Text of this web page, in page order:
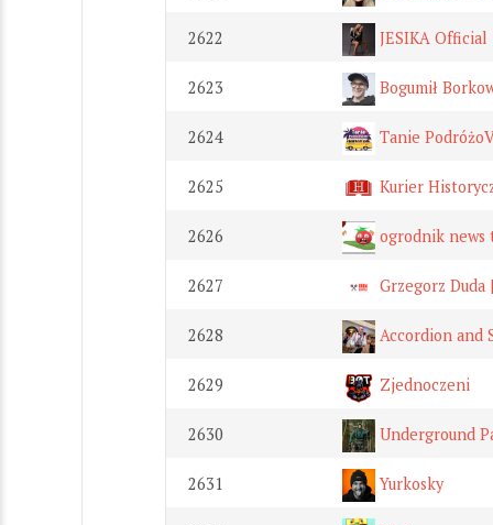
2622 JESIKA Official
2623 Bogumił
2624 Tanie
2625 Kurier
2626 ogrodnik news
2627 Grzegorz Duda
2628 Accordion and
2629 Zjednoczeni
2630 Underground
2631 Yurkosky